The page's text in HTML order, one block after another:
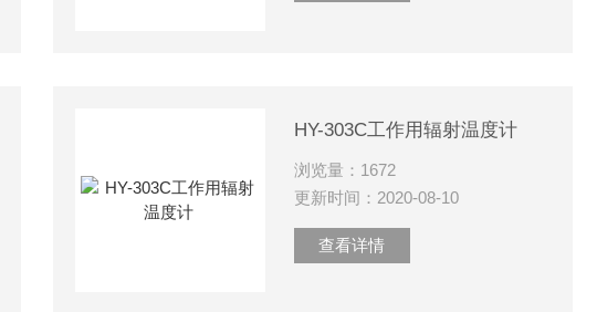
HY-303C工作用辐射温度计 ​
浏览量：1672
更新时间：2020-08-10
查看详情